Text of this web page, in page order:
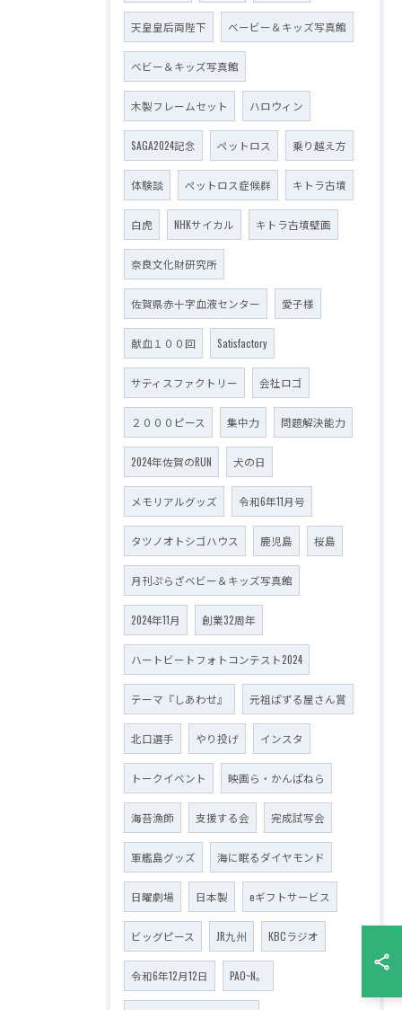
天皇皇后両陛下 ベービー＆キッズ写真館
ベビー＆キッズ写真館
木製フレームセット ハロウィン
SAGA2024記念 ペットロス 乗り越え方
体験談 ペットロス症候群 キトラ古墳
白虎 NHKサイカル キトラ古墳壁画
奈良文化財研究所
佐賀県赤十字血液センター 愛子様
献血１００回 Satisfactory
サティスファクトリー 会社ロゴ
２０００ピース 集中力 問題解決能力
2024年佐賀のRUN 犬の日
メモリアルグッズ 令和6年11月号
タツノオトシゴハウス 鹿児島 桜島
月刊ぷらざベビー＆キッズ写真館
2024年11月 創業32周年
ハートビートフォトコンテスト2024
テーマ『しあわせ』 元祖ぱずる屋さん賞
北口選手 やり投げ インスタ
トークイベント 映画ら・かんぱねら
海苔漁師 支援する会 完成試写会
軍艦島グッズ 海に眠るダイヤモンド
日曜劇場 日本製 eギフトサービス
ビッグピース JR九州 KBCラジオ
令和6年12月12日 PAO~N。